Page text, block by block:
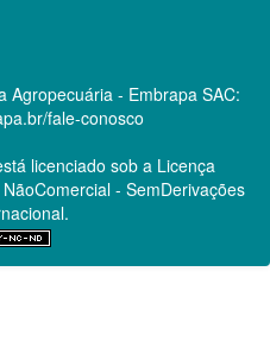
Agropecuária - Embrapa SAC:
fale-conosco
licenciado sob a Licença
- SemDerivações